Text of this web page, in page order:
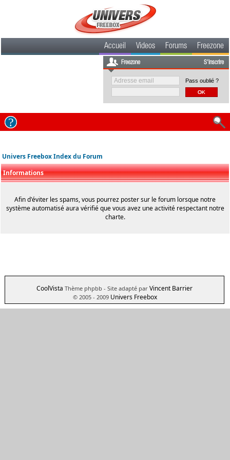
Accueil Videos Forums Freezone
Freezone S'inscrire
Pass oublié ?
Univers Freebox Index du Forum
Informations
Afin d'éviter les spams, vous pourrez poster sur le forum lorsque notre
système automatisé aura vérifié que vous avez une activité respectant notre
charte.
CoolVista Thème phpbb - Site adapté par Vincent Barrier
© 2005 - 2009 Univers Freebox